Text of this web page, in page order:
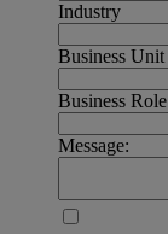
Industry
Business Unit
Business Role
Message: